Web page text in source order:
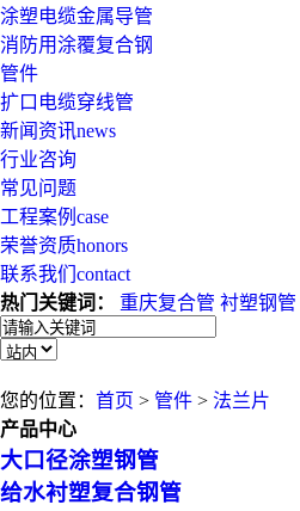
涂塑电缆金属导管
消防用涂覆复合钢
管件
扩口电缆穿线管
新闻资讯news
行业咨询
常见问题
工程案例 case
荣誉资质honors
联系我们 contact
热门关键词：
重庆复合管 衬塑钢管
您的位置： 首页 > 管件 > 法兰片
产品中心
大口径涂塑钢管
给水衬塑复合钢管